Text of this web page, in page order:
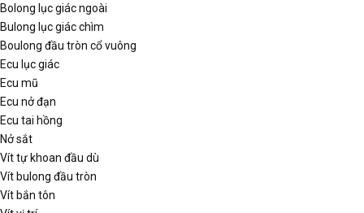
Bolong lục giác ngoài
Bulong lục giác chìm
Boulong đầu tròn cổ vuông
Ecu lục giác
Ecu mũ
Ecu nở đạn
Ecu tai hồng
Nở sắt
Vít tự khoan đầu dù
Vít bulong đầu tròn
Vít bắn tôn